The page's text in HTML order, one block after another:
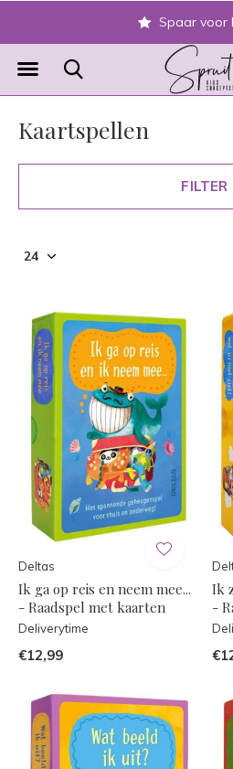
Veilig
Kaartspellen
FILTER
Deltas
Ik ga op reis en neem mee...
- Raadspel met kaarten
Deliverytime
€12,99
Ik
-